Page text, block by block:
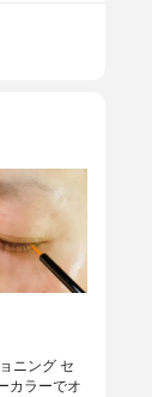
ニング セ
カラーでオ